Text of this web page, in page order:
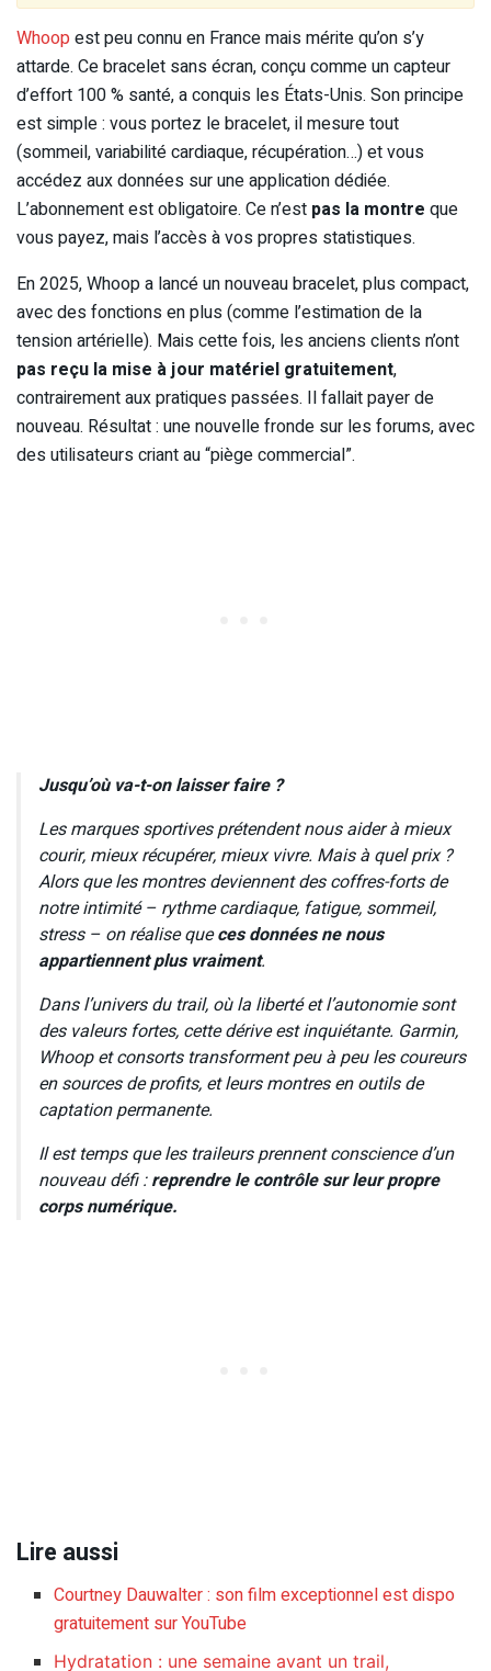
Whoopest peu connu en France mais mérite qu’on s’y
attarde. Ce bracelet sans écran, conçu comme un capteur
d’effort 100 % santé, a conquis les États-Unis. Son principe
est simple : vous portez le bracelet, il mesure tout
(sommeil, variabilité cardiaque, récupération…) et vous
accédez aux données sur une application dédiée.
L’abonnement est obligatoire. Ce n’est pas la montre que
vous payez, mais l’accès à vos propres statistiques.
En 2025, Whoop a lancé un nouveau bracelet, plus compact,
avec des fonctions en plus (comme l’estimation de la
tension artérielle). Mais cette fois, les anciens clients n’ont
pas reçu la mise à jour matériel gratuitement,
contrairement aux pratiques passées. Il fallait payer de
nouveau. Résultat : une nouvelle fronde sur les forums, avec
des utilisateurs criant au “piège commercial”.
Jusqu’où va-t-on laisser faire ?
Les marques sportives prétendent nous aider à mieux
courir, mieux récupérer, mieux vivre. Mais à quel prix ?
Alors que les montres deviennent des coffres-forts de
notre intimité – rythme cardiaque, fatigue, sommeil,
stress – on réalise queces données ne nous
appartiennent plus vraiment.
Dans l’univers du trail, où la liberté et l’autonomie sont
des valeurs fortes, cette dérive est inquiétante. Garmin,
Whoop et consorts transforment peu à peu les coureurs
en sources de profits, et leurs montres en outils de
captation permanente.
Il est temps que les traileurs prennent conscience d’un
nouveau défi :reprendre le contrôle sur leur propre
corps numérique.
Lire aussi
Courtney Dauwalter : son film exceptionnel est dispo
gratuitement sur YouTube
Hydratation : une semaine avant un trail,